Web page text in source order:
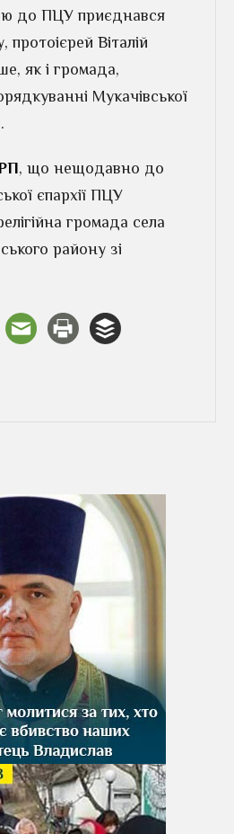
до ПЦУ приєднався
протоієрей Віталій
як і громада,
Мукачівської
, що нещодавно до
єпархії ПЦУ
громада села
району зі